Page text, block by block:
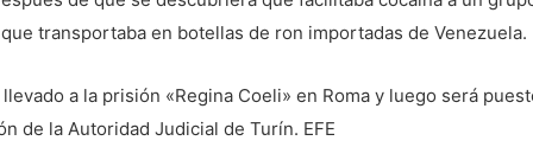
transportaba en botellas de ron importadas de Venezuela.
a la prisión «Regina Coeli» en Roma y luego será
de la Autoridad Judicial de Turín. EFE